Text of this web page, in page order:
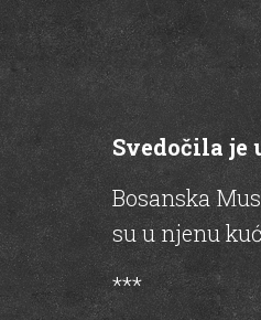
Svedočila je
Bosanska
su u njenu
***